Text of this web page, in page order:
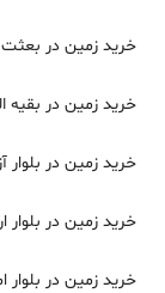
خرید زمین در بعثت
خرید زمین در بقیه
خرید زمین در بلوار
خرید زمین در بلوار
خرید زمین در بلوار